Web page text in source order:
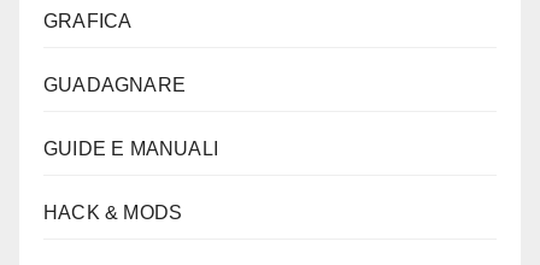
GRAFICA
GUADAGNARE
GUIDE E MANUALI
HACK & MODS